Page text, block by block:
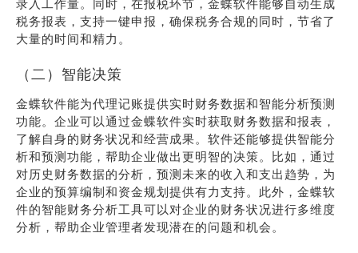
录入工作量。同时，在报税环节，金蝶软件能够自动生成
税务报表，支持一键申报，确保税务合规的同时，节省了
大量的时间和精力。
（二）智能决策
金蝶软件能为代理记账提供实时财务数据和智能分析预测
功能。企业可以通过金蝶软件实时获取财务数据和报表，
了解自身的财务状况和经营成果。软件还能够提供智能分
析和预测功能，帮助企业做出更明智的决策。比如，通过
对历史财务数据的分析，预测未来的收入和支出趋势，为
企业的预算编制和资金规划提供有力支持。此外，金蝶软
件的智能财务分析工具可以对企业的财务状况进行多维度
分析，帮助企业管理者发现潜在的问题和机会。